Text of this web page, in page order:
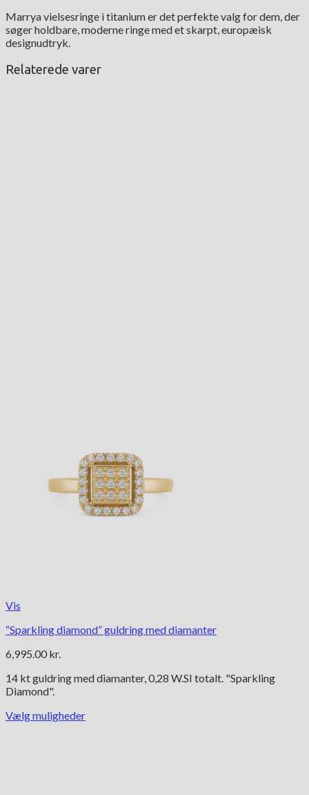
Marrya vielsesringe i titanium er det perfekte valg for dem, der
søger holdbare, moderne ringe med et skarpt, europæisk
designudtryk.
Relaterede varer
Vis
“Sparkling diamond” guldring med diamanter
6,995.00 kr.
14 kt guldring med diamanter, 0,28 W.SI totalt. "Sparkling
Diamond".
Vælg muligheder